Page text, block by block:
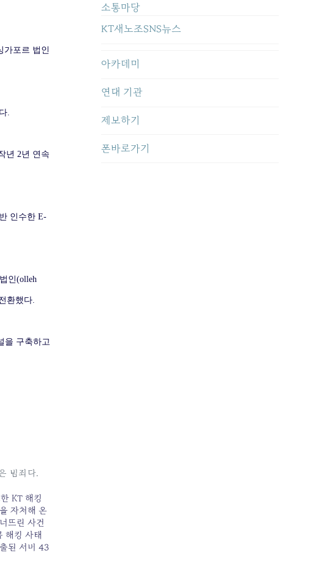
가포르 법인
.
년 2년 연속
인수한 E-
인(olleh
환했다.
을 구축하고
범죄다.
KT 해킹
자처해 온
뜨린 사건
해킹 사태
된 서버 43
를 정부에
처리했다.
소통마당
KT새노조SNS뉴스
아카데미
연대 기관
제보하기
폰바로가기